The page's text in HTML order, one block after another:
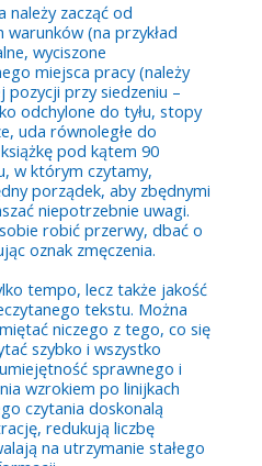
należy zacząć od
warunków (na przykład
wyciszone
miejsca pracy (należy
przy siedzeniu –
odchylone do tyłu, stopy
uda równoległe do
pod kątem 90
w którym czytamy,
porządek, aby zbędnymi
niepotrzebnie uwagi.
robić przerwy, dbać o
oznak zmęczenia.
tempo, lecz także jakość
tekstu. Można
niczego z tego, co się
szybko i wszystko
sprawnego i
wzrokiem po linijkach
czytania doskonalą
redukują liczbę
na utrzymanie stałego